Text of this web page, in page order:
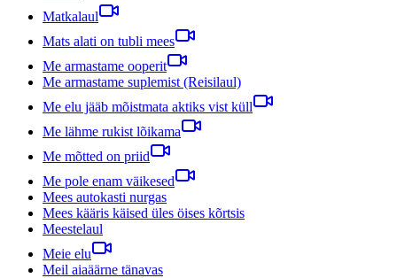
Matkalaul
Mats alati on tubli mees
Me armastame ooperit
Me armastame suplemist (Reisilaul)
Me elu jääb mõistmata aktiks vist küll
Me lähme rukist lõikama
Me mõtted on priid
Me pole enam väikesed
Mees autokasti nurgas
Mees kääris käised üles öises kõrtsis
Meestelaul
Meie elu
Meil aiaäärne tänavas